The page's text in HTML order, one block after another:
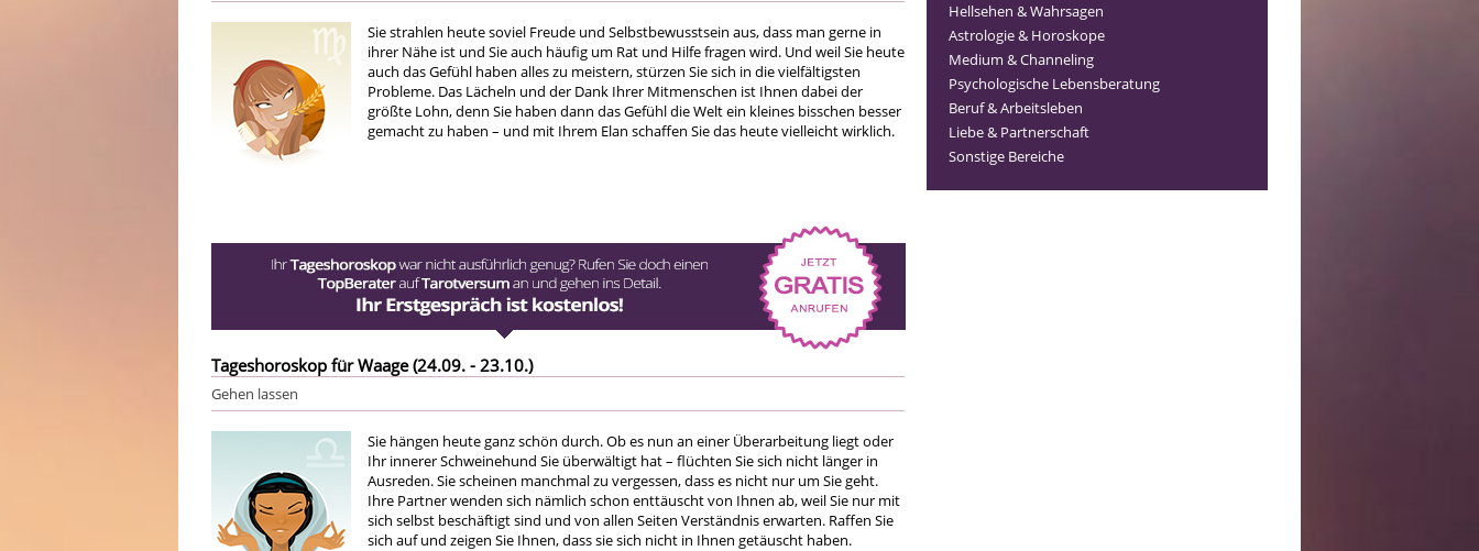
Hellsehen & Wahrsagen
Astrologie & Horoskope
Medium & Channeling
Psychologische Lebensberatung
Beruf & Arbeitsleben
Liebe & Partnerschaft
Sonstige Bereiche
Sie strahlen heute soviel Freude und Selbstbewusstsein aus, dass man gerne in
ihrer Nähe ist und Sie auch häufig um Rat und Hilfe fragen wird. Und weil Sie heute
auch das Gefühl haben alles zu meistern, stürzen Sie sich in die vielfältigsten
Probleme. Das Lächeln und der Dank Ihrer Mitmenschen ist Ihnen dabei der
größte Lohn, denn Sie haben dann das Gefühl die Welt ein kleines bisschen besser
gemacht zu haben – und mit Ihrem Elan schaffen Sie das heute vielleicht wirklich.
Tageshoroskop für Waage (24.09. - 23.10.)
Gehen lassen
Sie hängen heute ganz schön durch. Ob es nun an einer Überarbeitung liegt oder
Ihr innerer Schweinehund Sie überwältigt hat – flüchten Sie sich nicht länger in
Ausreden. Sie scheinen manchmal zu vergessen, dass es nicht nur um Sie geht.
Ihre Partner wenden sich nämlich schon enttäuscht von Ihnen ab, weil Sie nur mit
sich selbst beschäftigt sind und von allen Seiten Verständnis erwarten. Raffen Sie
sich auf und zeigen Sie Ihnen, dass sie sich nicht in Ihnen getäuscht haben.